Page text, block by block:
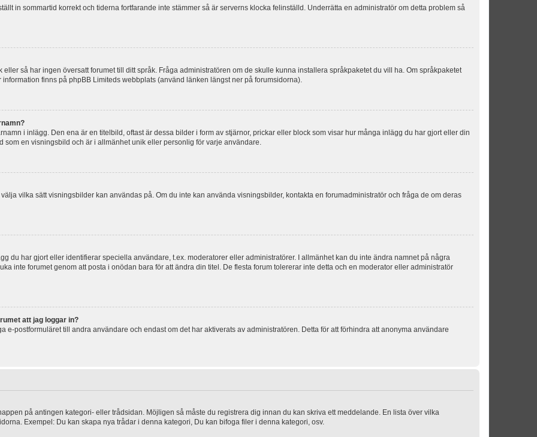
in sommartid korrekt och tiderna fortfarande inte stämmer så är serverns klocka felinställd. Underrätta en administratör om detta problem så
så har ingen översatt forumet till ditt språk. Fråga administratören om de skulle kunna installera språkpaketet du vill ha. Om språkpaketet
finns på phpBB Limiteds webbplats (använd länken längst ner på forumsidorna).
i inlägg. Den ena är en titelbild, oftast är dessa bilder i form av stjärnor, prickar eller block som visar hur många inlägg du har gjort eller din
som en visningsbild och är i allmänhet unik eller personlig för varje användare.
vilka sätt visningsbilder kan användas på. Om du inte kan använda visningsbilder, kontakta en forumadministratör och fråga de om deras
du har gjort eller identifierar speciella användare, t.ex. moderatorer eller administratörer. I allmänhet kan du inte ändra namnet på några
inte forumet genom att posta i onödan bara för att ändra din titel. De flesta forum tolererar inte detta och en moderator eller administratör
att jag loggar in?
e-postformuläret till andra användare och endast om det har aktiverats av administratören. Detta för att förhindra att anonyma användare
på antingen kategori- eller trådsidan. Möjligen så måste du registrera dig innan du kan skriva ett meddelande. En lista över vilka
Exempel: Du kan skapa nya trådar i denna kategori, Du kan bifoga filer i denna kategori, osv.